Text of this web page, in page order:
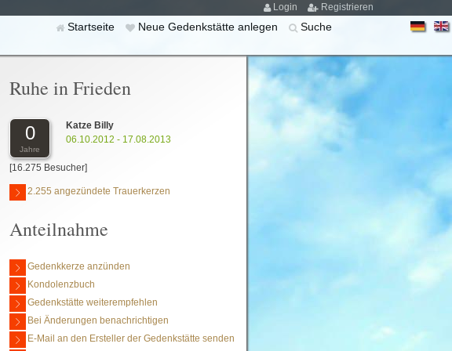
Login Registrieren
Startseite Neue Gedenkstätte anlegen Suche
Ruhe in Frieden
0
Jahre
Katze Billy
06.10.2012 - 17.08.2013
[16.275 Besucher]
2.255 angezündete Trauerkerzen
Anteilnahme
Gedenkkerze anzünden
Kondolenzbuch
Gedenkstätte weiterempfehlen
Bei Änderungen benachrichtigen
E-Mail an den Ersteller der Gedenkstätte senden